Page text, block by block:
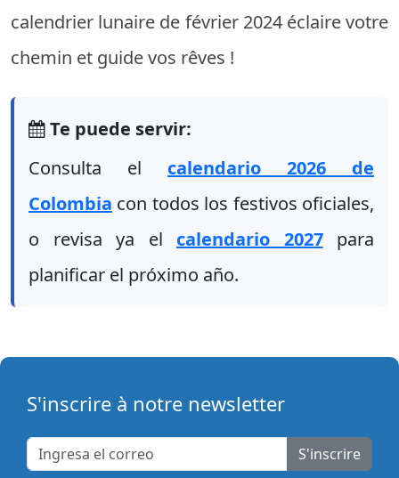
calendrier lunaire de février 2024 éclaire votre
chemin et guide vos rêves !
Te puede servir:
Consulta el calendario 2026 de
Colombia con todos los festivos oficiales,
o revisa ya el calendario 2027para
planificar el próximo año.
S'inscrire à notre newsletter
S'inscrire